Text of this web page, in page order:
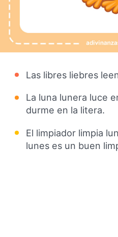
Las libres liebres
La luna lunera luce
durme en la litera.
El limpiador limpia
lunes es un buen